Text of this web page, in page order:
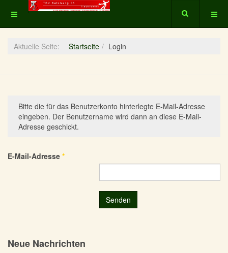
Aktuelle Seite: Startseite Login
Bitte die für das Benutzerkonto hinterlegte E-Mail-Adresse
eingeben. Der Benutzername wird dann an diese E-Mail-
Adresse geschickt.
E-Mail-Adresse *
Senden
Neue Nachrichten